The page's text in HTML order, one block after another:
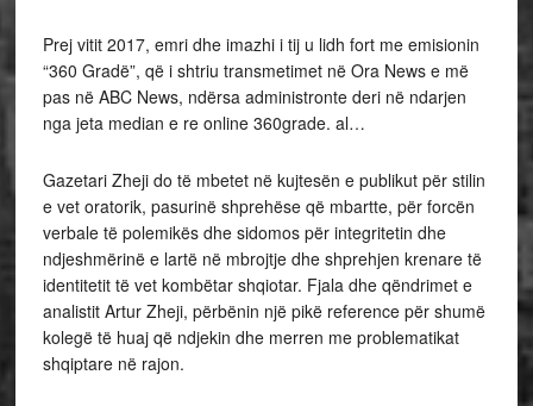
Prej vitit 2017, emri dhe imazhi i tij u lidh fort me emisionin
“360 Gradë”, që i shtriu transmetimet në Ora News e më
pas në ABC News, ndërsa administronte deri në ndarjen
nga jeta median e re online 360grade. al…
Gazetari Zheji do të mbetet në kujtesën e publikut për stilin
e vet oratorik, pasurinë shprehëse që mbartte, për forcën
verbale të polemikës dhe sidomos për integritetin dhe
ndjeshmërinë e lartë në mbrojtje dhe shprehjen krenare të
identitetit të vet kombëtar shqiotar. Fjala dhe qëndrimet e
analistit Artur Zheji, përbënin një pikë reference për shumë
kolegë të huaj që ndjekin dhe merren me problematikat
shqiptare në rajon.